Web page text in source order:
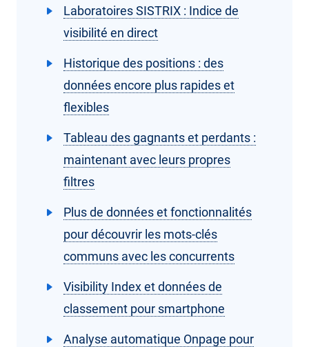
Laboratoires SISTRIX : Indice de
visibilité en direct
Historique des positions : des
données encore plus rapides et
flexibles
Tableau des gagnants et perdants :
maintenant avec leurs propres
filtres
Plus de données et fonctionnalités
pour découvrir les mots-clés
communs avec les concurrents
Visibility Index et données de
classement pour smartphone
Analyse automatique Onpage pour